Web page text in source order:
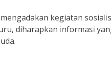
kegiatan
diharapkan informasi